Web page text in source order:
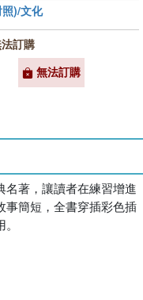
訂購
無法訂購
)/文化
名著，讓讀者在練習增進
事簡短，全書穿插彩色插